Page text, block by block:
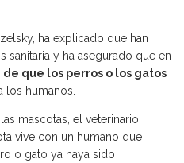
ha explicado que han
y ha asegurado que en
de que los perros o los gatos
los humanos.
mascotas, el veterinario
vive con un humano que
o gato ya haya sido